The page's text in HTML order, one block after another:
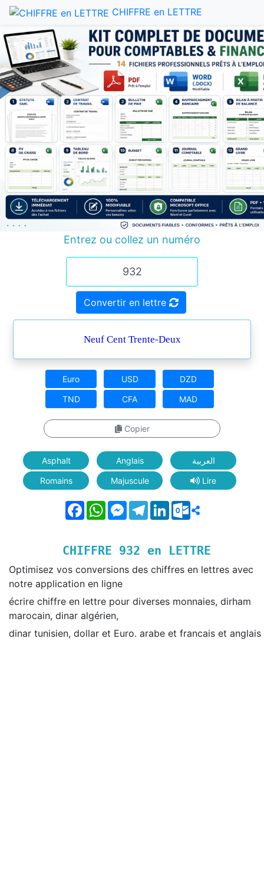
CHIFFRE en LETTRE
Entrez ou collez un numéro
Convertir en lettre
Neuf Cent Trente-Deux
Euro USD
DZD
TND
CFA MAD
Copier
Asphalt Anglais
العربية
Romains
Majuscule Lire
FacebookWhatsAppMessenger
Telegram
LinkedInOutlook.com
CHIFFRE 932 en LETTRE
Optimisez vos conversions des chiffres en lettres avec
notre application en ligne
écrire chiffre en lettre pour diverses monnaies, dirham
marocain, dinar algérien,
dinar tunisien, dollar et Euro. arabe et francais et anglais